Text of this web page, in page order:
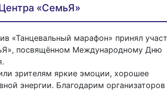
«СемьЯ»
«Танцевальный марафон» принял
посвящённом Международному Дню
зрителям яркие эмоции, хорошее
энергии. Благодарим организаторов